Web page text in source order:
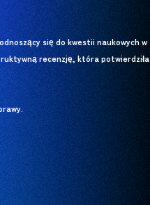
się do kwestii naukowych w
recenzję, która potwierdziła